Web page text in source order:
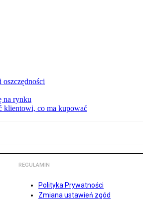
na rynku
klientowi, co ma kupować
REGULAMIN
Polityka Prywatności
Zmiana ustawień zgód